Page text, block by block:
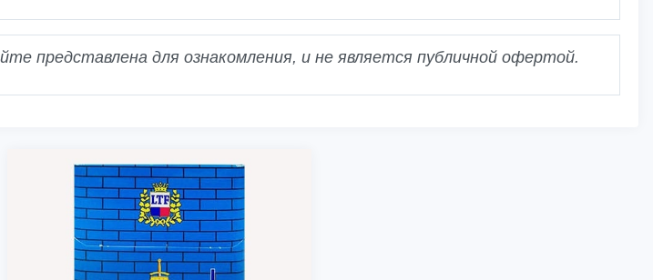
представлена для ознакомления, и не является публичной офертой.